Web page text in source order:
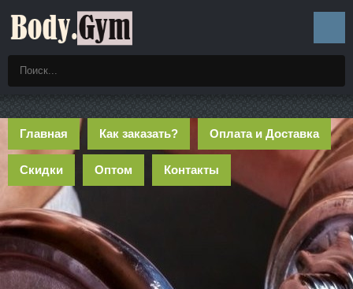
Главная Как заказать? Оплата и Доставка
Скидки Оптом Контакты